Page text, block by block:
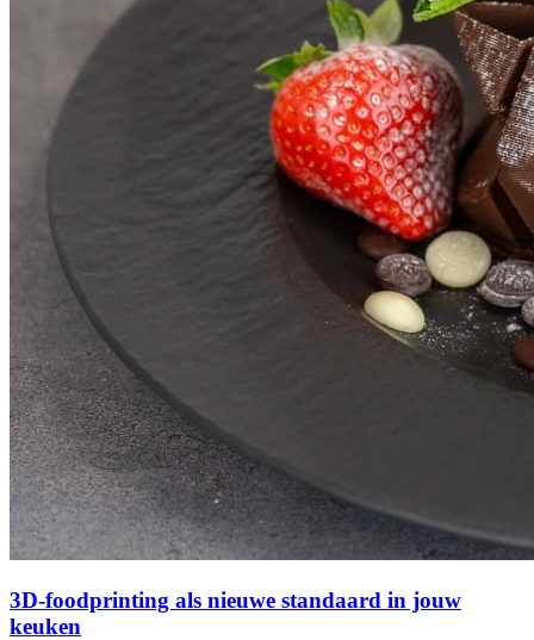
3D-foodprinting als nieuwe standaard in jouw
keuken